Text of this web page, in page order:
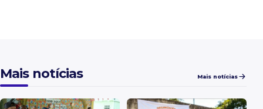
Mais notícias Mais notícias